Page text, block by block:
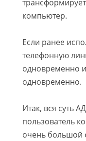
компьютер.
Если ранее
телефонную
одновременно
одновременно.
Итак, вся суть
пользователь
очень большой